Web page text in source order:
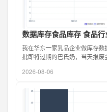
数据库存食品库存 食品
我在华东一家乳品企业做库存
批即将过期的巴氏奶，当天报
2026-08-06